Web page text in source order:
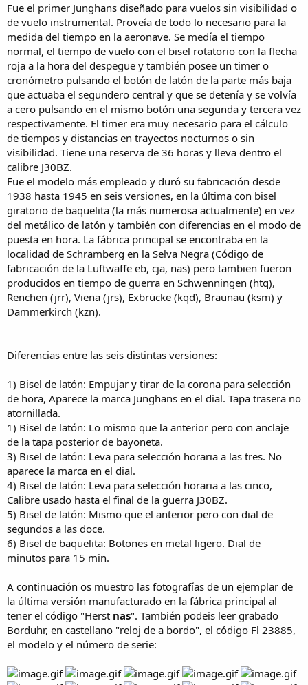
Fue el primer Junghans diseñado para vuelos sin visibilidad o
de vuelo instrumental. Proveía de todo lo necesario para la
medida del tiempo en la aeronave. Se medía el tiempo
normal, el tiempo de vuelo con el bisel rotatorio con la flecha
roja a la hora del despegue y también posee un timer o
cronómetro pulsando el botón de latón de la parte más baja
que actuaba el segundero central y que se detenía y se volvía
a cero pulsando en el mismo botón una segunda y tercera vez
respectivamente. El timer era muy necesario para el cálculo
de tiempos y distancias en trayectos nocturnos o sin
visibilidad. Tiene una reserva de 36 horas y lleva dentro el
calibre J30BZ.
Fue el modelo más empleado y duró su fabricación desde
1938 hasta 1945 en seis versiones, en la última con bisel
giratorio de baquelita (la más numerosa actualmente) en vez
del metálico de latón y también con diferencias en el modo de
puesta en hora. La fábrica principal se encontraba en la
localidad de Schramberg en la Selva Negra (Código de
fabricación de la Luftwaffe eb, cja, nas) pero tambien fueron
producidos en tiempo de guerra en Schwenningen (htq),
Renchen (jrr), Viena (jrs), Exbrücke (kqd), Braunau (ksm) y
Dammerkirch (kzn).
Diferencias entre las seis distintas versiones:
1) Bisel de latón: Empujar y tirar de la corona para selección
de hora, Aparece la marca Junghans en el dial. Tapa trasera no
atornillada.
1) Bisel de latón: Lo mismo que la anterior pero con anclaje
de la tapa posterior de bayoneta.
3) Bisel de latón: Leva para selección horaria a las tres. No
aparece la marca en el dial.
4) Bisel de latón: Leva para selección horaria a las cinco,
Calibre usado hasta el final de la guerra J30BZ.
5) Bisel de latón: Mismo que el anterior pero con dial de
segundos a las doce.
6) Bisel de baquelita: Botones en metal ligero. Dial de
minutos para 15 min.
A continuación os muestro las fotografías de un ejemplar de
la última versión manufacturado en la fábrica principal al
tener el código "Herst nas". También podeis leer grabado
Borduhr, en castellano "reloj de a bordo", el código Fl 23885,
el modelo y el número de serie: